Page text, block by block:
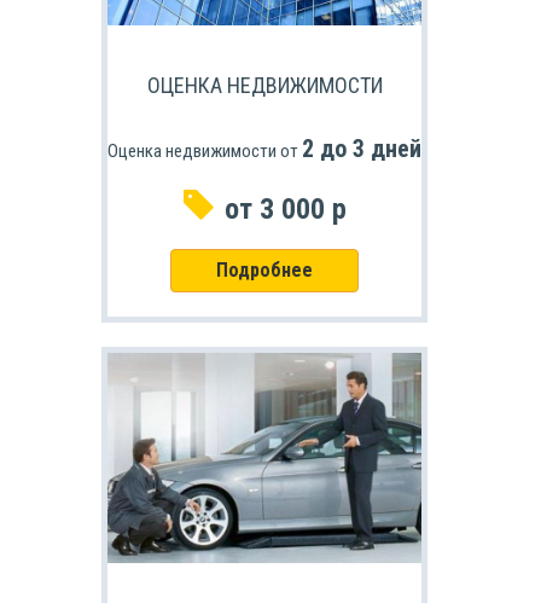
ОЦЕНКА НЕДВИЖИМОСТИ
Оценка недвижимости от 2 до 3 дней
от 3 000 р
Подробнее